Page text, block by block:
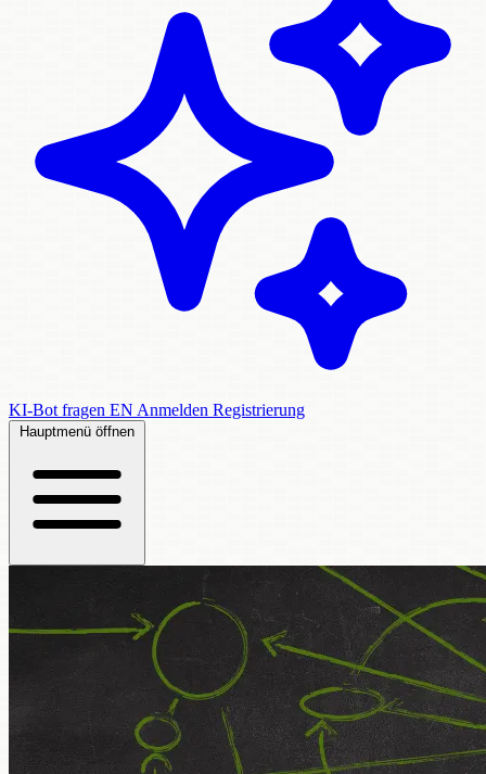
KI-Bot fragen EN Anmelden Registrierung
Hauptmenü öffnen